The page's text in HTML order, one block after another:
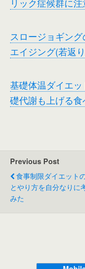
スロージョギン
エイジング(若返
基礎体温ダイエ
礎代謝も上げる
Previous Post
食事制限ダイエット
とやり方を自分なりに
みた